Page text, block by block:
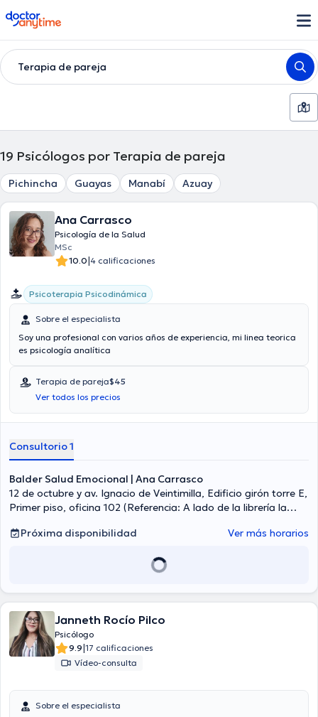
doctoranytime
Terapia de pareja
19 Psicólogos por Terapia de pareja
Pichincha Guayas Manabí Azuay
Ana Carrasco
Psicología de la Salud
MSc
10.0|4 calificaciones
Psicoterapia Psicodinámica
Sobre el especialista
Soy una profesional con varios años de experiencia, mi linea teorica
es psicología analítica
Terapia de pareja$45
Ver todos los precios
Consultorio 1
Balder Salud Emocional | Ana Carrasco
12 de octubre y av. Ignacio de Veintimilla, Edificio girón torre E,
Primer piso, oficina 102 (Referencia: A lado de la librería la
Próxima disponibilidad
Ver más horarios
Janneth Rocío Pilco
Psicólogo
9.9|17 calificaciones
Vídeo-consulta
Sobre el especialista